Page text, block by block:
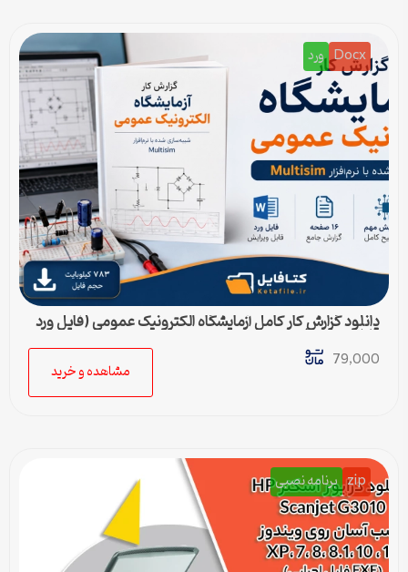
Docx ورد
دانلود گزارش کار کامل آزمایشگاه الکترونیک عمومی (فایل ورد
قابل ویرایش)
79,000
مشاهده و خرید
zip برنامه نصبی